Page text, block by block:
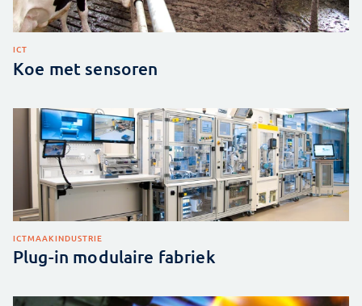
ICT
Koe met sensoren
ICTMAAKINDUSTRIE
Plug-in modulaire fabriek